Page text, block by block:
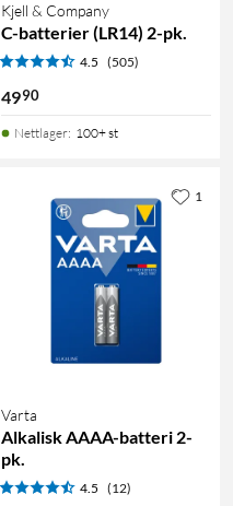
Kjell & Company
C-batterier (LR14) 2-pk.
4.5 (505)
4990
Nettlager: 100+ st
Varta
Alkalisk AAAA-batteri 2-
pk.
4.5 (12)
1